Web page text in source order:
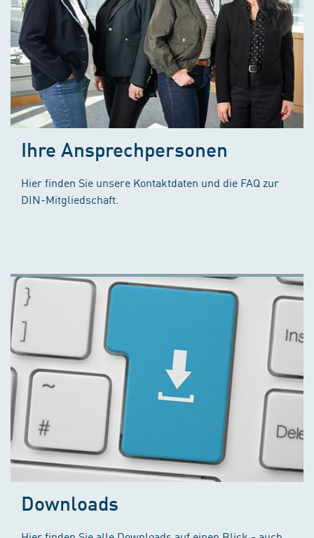
Ihre Ansprechpersonen
Hier finden Sie unsere Kontaktdaten und die FAQ zur
DIN-Mitgliedschaft.
Downloads